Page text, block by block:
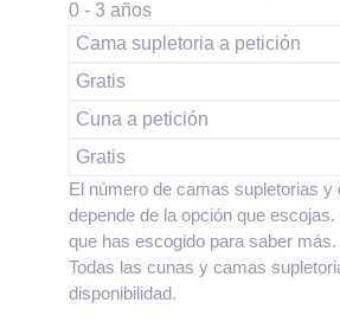
0 - 3 años
Cama supletoria a petición
Gratis
Cuna a petición
Gratis
El número de camas supletorias y
depende de la opción que
que has escogido para saber más.
Todas las cunas y camas
disponibilidad.